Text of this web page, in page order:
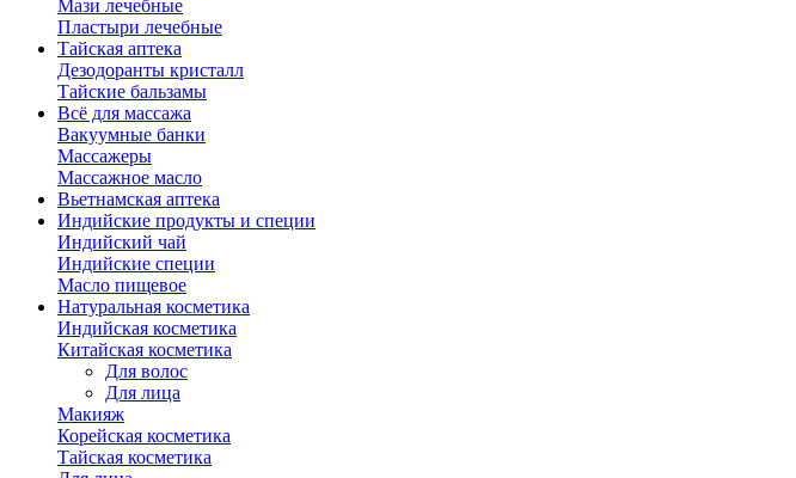
Мази лечебные
Пластыри лечебные
Тайская аптека
Дезодоранты кристалл
Тайские бальзамы
Всё для массажа
Вакуумные банки
Массажеры
Массажное масло
Вьетнамская аптека
Индийские продукты и специи
Индийский чай
Индийские специи
Масло пищевое
Натуральная косметика
Индийская косметика
Китайская косметика
Для волос
Для лица
Макияж
Корейская косметика
Тайская косметика